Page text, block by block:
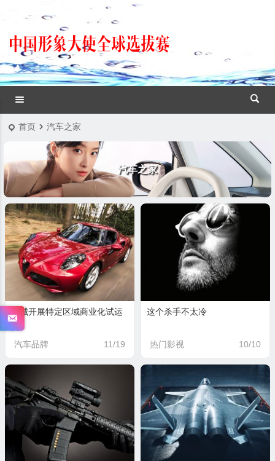
首页 汽车之家
汽车之家
多城开展特定区域商业化试运
营
汽车品牌
11/19
这个杀手不太冷
热门影视 10/10